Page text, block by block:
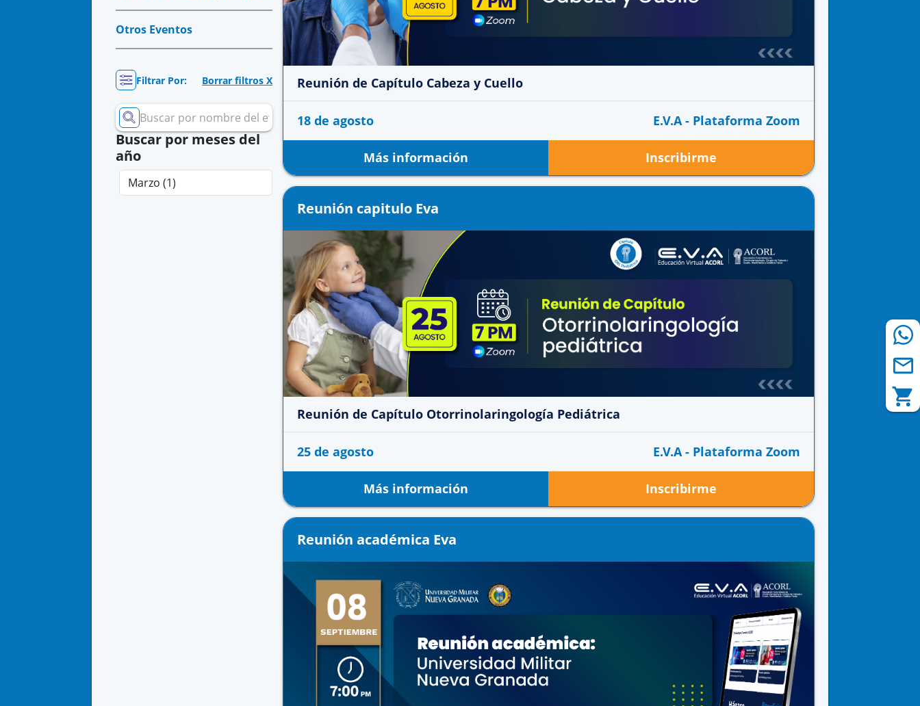
Otros Eventos
Filtrar Por: Borrar filtros X
Buscar por meses del
año
Reunión de Capítulo Cabeza y Cuello
18 de agosto E.V.A - Plataforma Zoom
Más información Inscribirme
Reunión capitulo Eva
Reunión de Capítulo Otorrinolaringología Pediátrica
25 de agosto E.V.A - Plataforma Zoom
Más información Inscribirme
Reunión académica Eva